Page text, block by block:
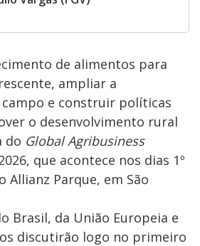
de alimentos para
ampliar a
e construir políticas
o desenvolvimento rural
do Global Agribusiness
que acontece nos dias 1º
Allianz Parque, em São
Brasil, da União Europeia e
discutirão logo no primeiro